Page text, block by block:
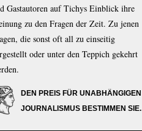
Gastautoren auf Tichys Einblick ihre
zu den Fragen der Zeit. Zu jenen
die sonst oft all zu einseitig
oder unter den Teppich gekehrt
DEN PREIS FÜR UNABHÄNGIGEN
JOURNALISMUS BESTIMMEN SIE.